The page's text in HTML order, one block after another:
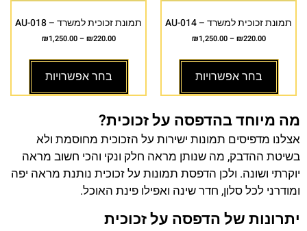
תמונת זכוכית למשרד – AU-014
₪220.00
–
₪1,250.00
בחר אפשרויות
תמונת זכוכית למשרד – AU-018
₪220.00
–
₪1,250.00
בחר אפשרויות
מה מיוחד בהדפסה על זכוכית?
אצלנו מדפיסים תמונות ישירות על הזכוכית מחוסמת ולא
בשיטת ההדבק, מה שנותן מראה חלק ונקי והכי חשוב מראה
יוקרתי ושונה. ולכן הדפסת תמונות על זכוכית נותנת מראה יפה
ומודרני לכל סלון, חדר שינה ואפילו פינת האוכל.
יתרונות של הדפסה על זכוכית